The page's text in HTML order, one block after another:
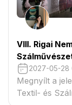
VIII. Rigai
2027-05-28
Megnyílt a
Textil- és